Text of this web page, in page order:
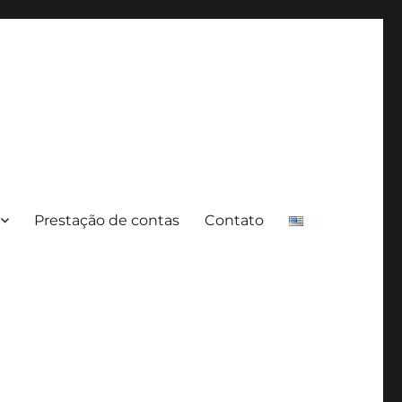
Prestação de contas Contato